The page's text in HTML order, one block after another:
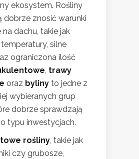
ekosystem. Rośliny
dobrze znosić warunki
na dachu, takie jak
silne
ograniczona ilość
, trawy
oraz byliny to jedne z
wybieranych grup
dobrze sprawdzają
typu inwestycjach.
rośliny, takie jak
czy grubosze,